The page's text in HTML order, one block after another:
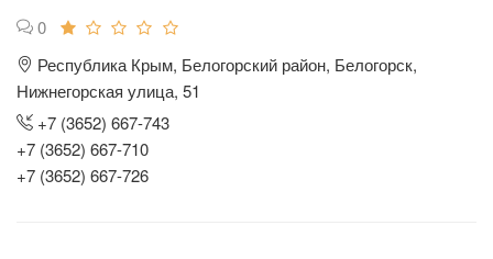
0
Республика Крым, Белогорский район, Белогорск,
Нижнегорская улица, 51
+7 (3652) 667-743
+7 (3652) 667-710
+7 (3652) 667-726